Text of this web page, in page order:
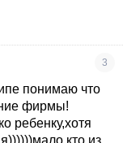
3
понимаю что
фирмы!
ребенку,хотя
кто из